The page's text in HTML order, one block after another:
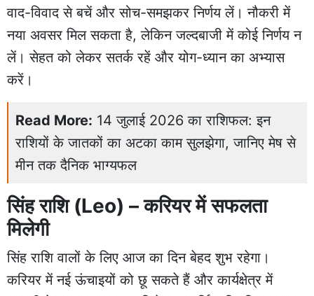
वाद-विवाद से बचें और सोच-समझकर निर्णय लें। नौकरी में
नया अवसर मिल सकता है, लेकिन जल्दबाजी में कोई निर्णय न
लें। सेहत को लेकर सतर्क रहें और योग-ध्यान का अभ्यास
करें।
Read More: 14 जुलाई 2026 का राशिफल: इन
राशियों के जातकों का अटका काम सुलझेगा, जानिए मेष से
मीन तक दैनिक भाग्यफल
सिंह राशि (Leo) – करियर में सफलता
मिलेगी
सिंह राशि वालों के लिए आज का दिन बेहद शुभ रहेगा।
करियर में नई ऊंचाइयों को छू सकते हैं और कार्यक्षेत्र में